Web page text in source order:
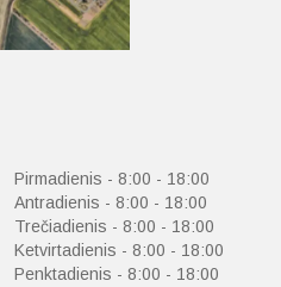
Pirmadienis - 8:00 - 18:00
Antradienis - 8:00 - 18:00
Trečiadienis - 8:00 - 18:00
Ketvirtadienis - 8:00 - 18:00
Penktadienis - 8:00 - 18:00